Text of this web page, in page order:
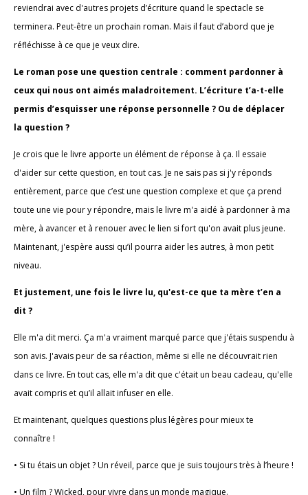
reviendrai avec d'autres projets d’écriture quand le spectacle se
terminera. Peut-être un prochain roman. Mais il faut d’abord que je
réfléchisse à ce que je veux dire.
Le roman pose une question centrale : comment pardonner à
ceux qui nous ont aimés maladroitement. L’écriture t’a-t-elle
permis d’esquisser une réponse personnelle ? Ou de déplacer
la question ?
Je crois que le livre apporte un élément de réponse à ça. Il essaie
d'aider sur cette question, en tout cas. Je ne sais pas si j'y réponds
entièrement, parce que c’est une question complexe et que ça prend
toute une vie pour y répondre, mais le livre m'a aidé à pardonner à ma
mère, à avancer et à renouer avec le lien si fort qu'on avait plus jeune.
Maintenant, j'espère aussi qu’il pourra aider les autres, à mon petit
niveau.
Et justement, une fois le livre lu, qu'est-ce que ta mère t’en a
dit ?
Elle m'a dit merci. Ça m'a vraiment marqué parce que j'étais suspendu à
son avis. J'avais peur de sa réaction, même si elle ne découvrait rien
dans ce livre. En tout cas, elle m'a dit que c'était un beau cadeau, qu'elle
avait compris et qu’il allait infuser en elle.
Et maintenant, quelques questions plus légères pour mieux te
connaître !
• Si tu étais un objet ? Un réveil, parce que je suis toujours très à l’heure !
• Un film ? Wicked, pour vivre dans un monde magique.